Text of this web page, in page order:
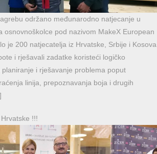
održano međunarodno natjecanje u
osnovnoškolce pod nazivom MakeX European
je 200 natjecatelja iz Hrvatske, Srbije i Kosova
i rješavali zadatke koristeći logičko
i rješavanje problema poput
linija, prepoznavanja boja i drugih
!!!